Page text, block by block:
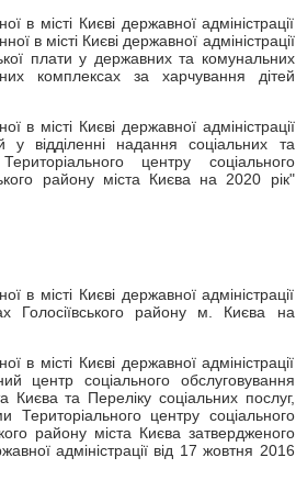
в місті Києві державної адміністрації
в місті Києві державної адміністрації
плати у державних та комунальних
комплексах за харчування дітей
в місті Києві державної адміністрації
у відділенні надання соціальних та
центру соціального
району міста Києва на 2020 рік"
в місті Києві державної адміністрації
Голосіївського району м. Києва на
в місті Києві державної адміністрації
центр соціального обслуговування
Києва та Переліку соціальних послуг,
Територіального центру соціального
району міста Києва затвердженого
адміністрації від 17 жовтня 2016